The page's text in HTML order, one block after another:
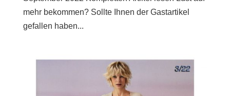
mehr bekommen? Sollte Ihnen der Gastartikel
gefallen haben...